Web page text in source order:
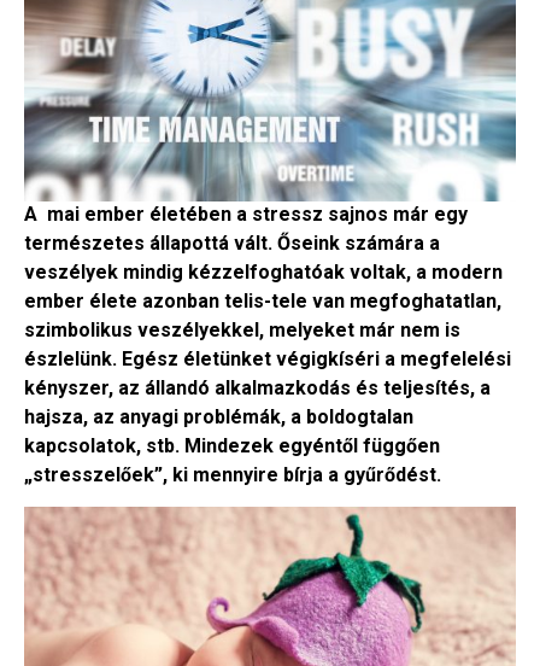
A mai ember életében a stressz sajnos már egy
természetes állapottá vált. Őseink számára a
veszélyek mindig kézzelfoghatóak voltak, a modern
ember élete azonban telis-tele van megfoghatatlan,
szimbolikus veszélyekkel, melyeket már nem is
észlelünk. Egész életünket végigkíséri a megfelelési
kényszer, az állandó alkalmazkodás és teljesítés, a
hajsza, az anyagi problémák, a boldogtalan
kapcsolatok, stb. Mindezek egyéntől függően
„stresszelőek”, ki mennyire bírja a gyűrődést.